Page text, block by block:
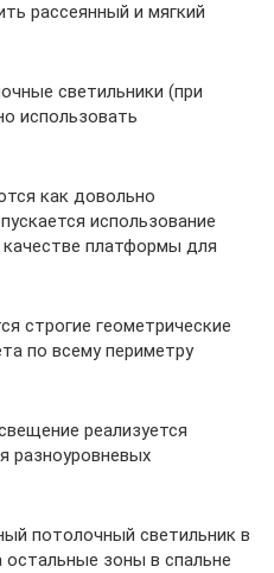
рассеянный и мягкий
светильники (при
использовать
как довольно
использование
качестве платформы для
строгие геометрические
по всему периметру
реализуется
разноуровневых
потолочный светильник в
зоны в спальне